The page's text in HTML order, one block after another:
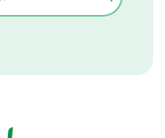
dã hay cứu hộ đang gia
các ứng viên đáp ứng các